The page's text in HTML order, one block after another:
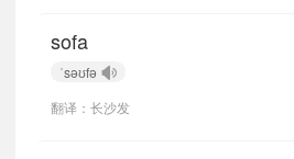
sofa
ˈsəʊfə
翻译：长沙发